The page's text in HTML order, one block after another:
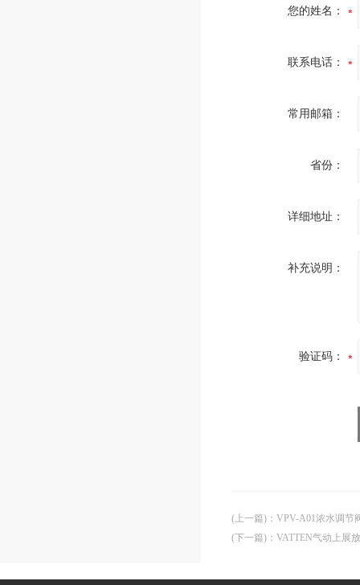
您的姓名：
联系电话：
常用邮箱：
省份：
详细地址：
补充说明：
验证码：
(上一篇) ： VPV-A01浓水调节
(下一篇) ： VATTEN气动上展